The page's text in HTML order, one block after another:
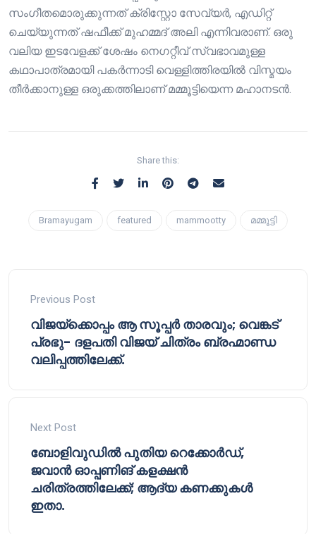
സംഗീതമൊരുക്കുന്നത് ക്രിസ്റ്റോ സേവ്യർ, എഡിറ്റ്
ചെയ്യുന്നത് ഷഫീക്ക് മുഹമ്മദ് അലി എന്നിവരാണ്. ഒരു
വലിയ ഇടവേളക്ക് ശേഷം നെഗറ്റീവ് സ്വഭാവമുള്ള
കഥാപാത്രമായി പകർന്നാടി വെള്ളിത്തിരയിൽ വിസ്മയം
തീർക്കാനുള്ള ഒരുക്കത്തിലാണ് മമ്മൂട്ടിയെന്ന മഹാനടൻ.
Share this:
Bramayugam featured mammootty മമ്മൂട്ടി
Previous Post
വിജയ്ക്കൊപ്പം ആ സൂപ്പർ താരവും; വെങ്കട്
പ്രഭു- ദളപതി വിജയ് ചിത്രം ബ്രഹ്മാണ്ഡ
വലിപ്പത്തിലേക്ക്.
Next Post
ബോളിവുഡിൽ പുതിയ റെക്കോർഡ്,
ജവാൻ ഓപ്പണിങ് കളക്ഷൻ
ചരിത്രത്തിലേക്ക്; ആദ്യ കണക്കുകൾ
ഇതാ.